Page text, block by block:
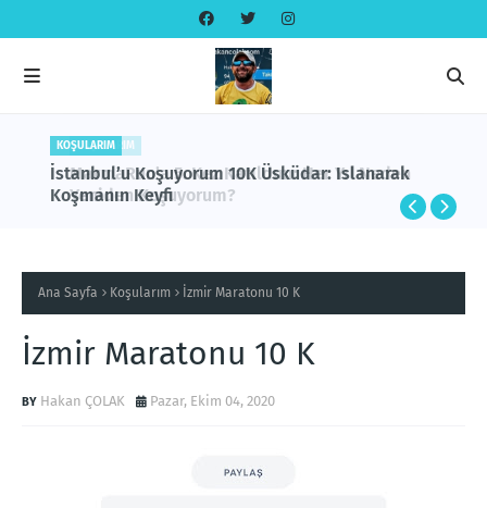
KOŞULARIM
MarmaRun’a 5. Kez Katıldım: Her Yıl Neden
Yeniden Koşuyorum?
KOŞULARIM
İstanbul’u Koşuyorum 10K Üsküdar: Islanarak
Koşmanın Keyfi
Ana Sayfa Koşularım İzmir Maratonu 10 K
İzmir Maratonu 10 K
Hakan ÇOLAK Pazar, Ekim 04, 2020